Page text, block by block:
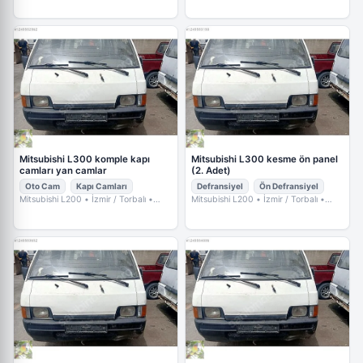
Mitsubishi L300 komple kapı
camları yan camlar
Oto Cam Kapı Camları
Mitsubishi L200 • İzmir / Torbalı •
Mitsubishi L300 kesme ön panel
(2. Adet)
Defransiyel Ön Defransiyel
Mitsubishi L200 • İzmir / Torbalı •